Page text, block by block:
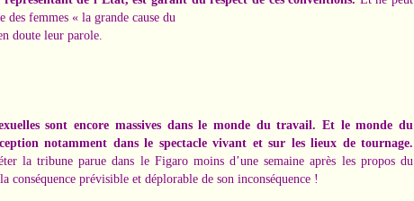
des femmes « la grande cause du
doute leur parole.
sont encore massives dans le monde du travail. Et le monde du
notamment dans le spectacle vivant et sur les lieux de tournage.
la tribune parue dans le Figaro moins d’une semaine après les propos du
conséquence prévisible et déplorable de son inconséquence !